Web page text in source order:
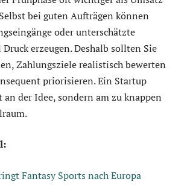
bei guten Aufträgen können
oder unterschätzte
erzeugen. Deshalb sollten Sie
Zahlungsziele realistisch bewerten
priorisieren. Ein Startup
der Idee, sondern am zu knappen
Fantasy Sports nach Europa